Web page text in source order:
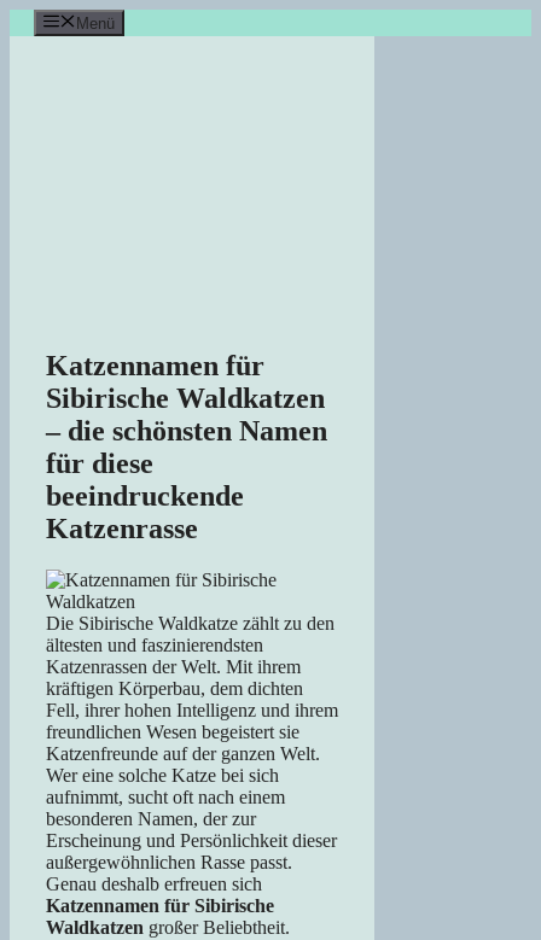
Zum
Inhalt
Menü
Katzennamen für
Sibirische Waldkatzen
– die schönsten Namen
für diese
beeindruckende
Katzenrasse
Die Sibirische Waldkatze zählt zu den
ältesten und faszinierendsten
Katzenrassen der Welt. Mit ihrem
kräftigen Körperbau, dem dichten
Fell, ihrer hohen Intelligenz und ihrem
freundlichen Wesen begeistert sie
Katzenfreunde auf der ganzen Welt.
Wer eine solche Katze bei sich
aufnimmt, sucht oft nach einem
besonderen Namen, der zur
Erscheinung und Persönlichkeit dieser
außergewöhnlichen Rasse passt.
Genau deshalb erfreuen sich
Katzennamen für Sibirische
Waldkatzen großer Beliebtheit.